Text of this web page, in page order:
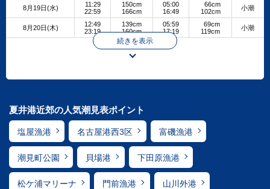
8月19日(水)
11:29
22:59
150cm
166cm
05:00
16:49
66cm
102cm
小潮
8月20日(木)
12:49
23:19
139cm
160cm
05:59
17:19
69cm
119cm
小潮
続きを表示
夏井港近郊の人気潮見表ポイント
塩屋漁港 名古屋港西3区 富磯漁港
潮見町公園 貝場港 下田原漁港
松ケ浦マリーナ 門前漁港 山川外港